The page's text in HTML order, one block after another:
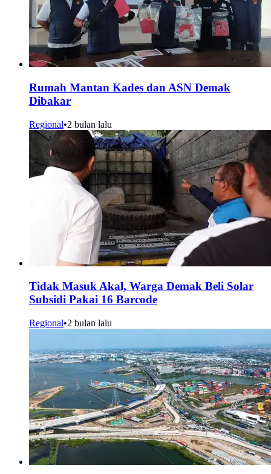
Rumah Mantan Kades dan ASN Demak
Dibakar
Regional•2 bulan lalu
Tidak Masuk Akal, Warga Demak Beli Solar
Subsidi Pakai 16 Barcode
Regional•2 bulan lalu